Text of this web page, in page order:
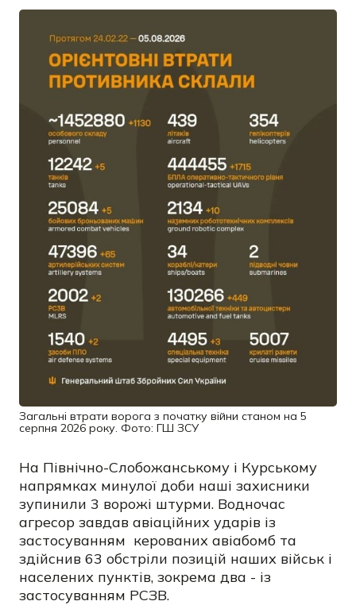
Загальні втрати ворога з початку війни станом на 5
серпня 2026 року. Фото: ГШ ЗСУ
На Північно-Слобожанському і Курському
напрямках минулої доби наші захисники
зупинили 3 ворожі штурми. Водночас
агресор завдав авіаційних ударів із
застосуванням керованих авіабомб та
здійснив 63 обстріли позицій наших військ і
населених пунктів, зокрема два - із
застосуванням РСЗВ.